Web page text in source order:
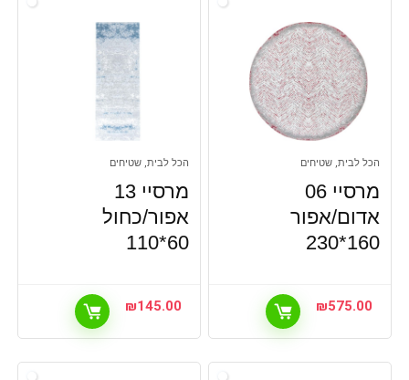
הכל לבית, שטיחים
מרסיי 06
אדום/אפור
160*230
₪575.00
הכל לבית, שטיחים
מרסיי 13
אפור/כחול
60*110
₪145.00